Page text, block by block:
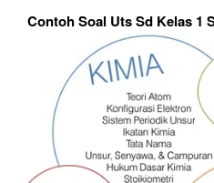
Contoh Soal Uts Sd Kelas 1